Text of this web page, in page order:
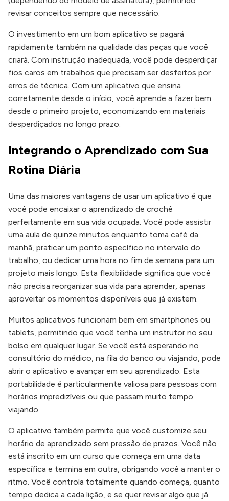
revisar conceitos sempre que necessário.
O investimento em um bom aplicativo se pagará
rapidamente também na qualidade das peças que você
criará. Com instrução inadequada, você pode desperdiçar
fios caros em trabalhos que precisam ser desfeitos por
erros de técnica. Com um aplicativo que ensina
corretamente desde o início, você aprende a fazer bem
desde o primeiro projeto, economizando em materiais
desperdiçados no longo prazo.
Integrando o Aprendizado com Sua
Rotina Diária
Uma das maiores vantagens de usar um aplicativo é que
você pode encaixar o aprendizado de crochê
perfeitamente em sua vida ocupada. Você pode assistir
uma aula de quinze minutos enquanto toma café da
manhã, praticar um ponto específico no intervalo do
trabalho, ou dedicar uma hora no fim de semana para um
projeto mais longo. Esta flexibilidade significa que você
não precisa reorganizar sua vida para aprender, apenas
aproveitar os momentos disponíveis que já existem.
Muitos aplicativos funcionam bem em smartphones ou
tablets, permitindo que você tenha um instrutor no seu
bolso em qualquer lugar. Se você está esperando no
consultório do médico, na fila do banco ou viajando, pode
abrir o aplicativo e avançar em seu aprendizado. Esta
portabilidade é particularmente valiosa para pessoas com
horários impredizíveis ou que passam muito tempo
viajando.
O aplicativo também permite que você customize seu
horário de aprendizado sem pressão de prazos. Você não
está inscrito em um curso que começa em uma data
específica e termina em outra, obrigando você a manter o
ritmo. Você controla totalmente quando começa, quanto
tempo dedica a cada lição, e se quer revisar algo que já